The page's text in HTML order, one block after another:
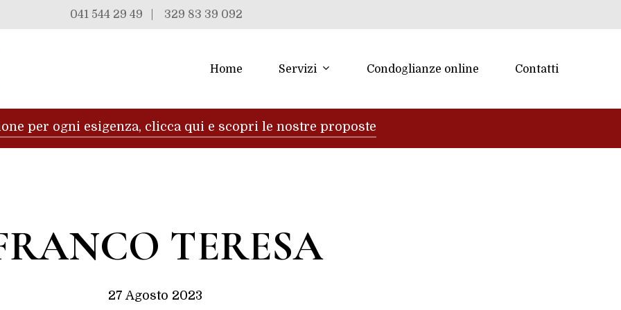
041 544 29 49 329 83 39 092
Home Servizi Condoglianze online Contatti
per ogni esigenza, clicca qui e scopri le nostre proposte
TERESA
27 Agosto 2023